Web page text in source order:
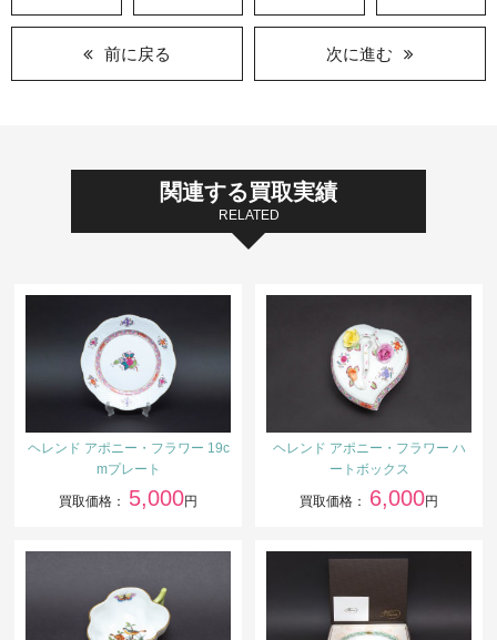
前に戻る 次に進む
関連する買取実績
RELATED
ヘレンド アポニー・フラワー 19c
mプレート
買取価格： 5,000円
ヘレンド アポニー・フラワー ハ
ートボックス
買取価格： 6,000円